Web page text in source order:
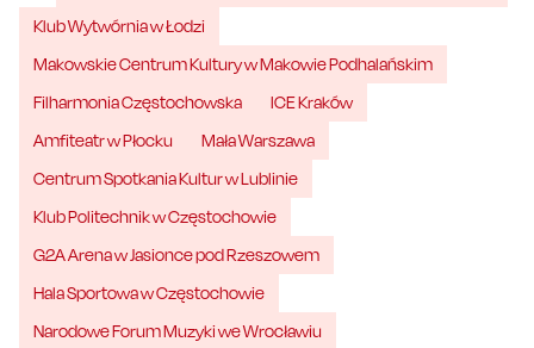
Klub Wytwórnia w Łodzi
Makowskie Centrum Kultury w Makowie Podhalańskim
Filharmonia Częstochowska
ICE Kraków
Amfiteatr w Płocku
Mała Warszawa
Centrum Spotkania Kultur w Lublinie
Klub Politechnik w Częstochowie
G2A Arena w Jasionce pod Rzeszowem
Hala Sportowa w Częstochowie
Narodowe Forum Muzyki we Wrocławiu